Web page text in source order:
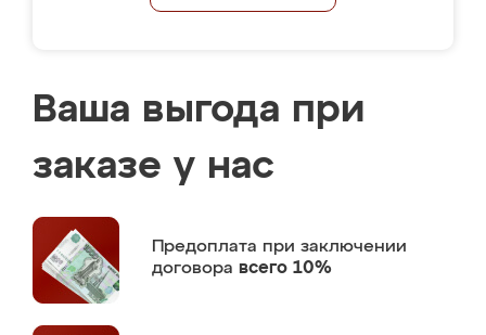
Ваша выгода при
заказе у нас
Предоплата при заключении
договора всего 10%